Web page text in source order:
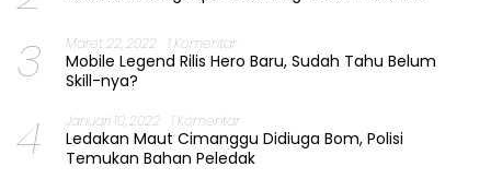
3 Maret 22, 2022 1 Komentar
Mobile Legend Rilis Hero Baru, Sudah Tahu Belum
Skill-nya?
4 Januari 10, 2022 1 Komentar
Ledakan Maut Cimanggu Didiuga Bom, Polisi
Temukan Bahan Peledak